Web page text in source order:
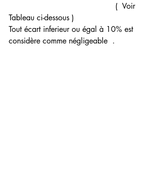
                                            (
Voir
Tableau ci-dessous )
Tout écart inferieur ou égal à 10% est
considère comme négligeable  .